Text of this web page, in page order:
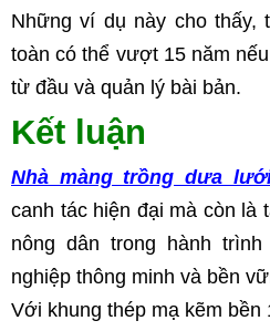
Những ví dụ này cho thấy,
toàn có thể vượt 15 năm
từ đầu và quản lý bài bản.
Kết luận
Nhà màng trồng dưa
canh tác hiện đại mà còn là
nông dân trong hành
nghiệp thông minh và bền
Với khung thép mạ kẽm bền